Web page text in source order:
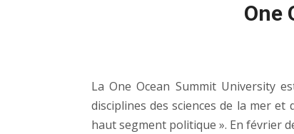
One
La One Ocean Summit University
disciplines des sciences de la mer
haut segment politique ». En février